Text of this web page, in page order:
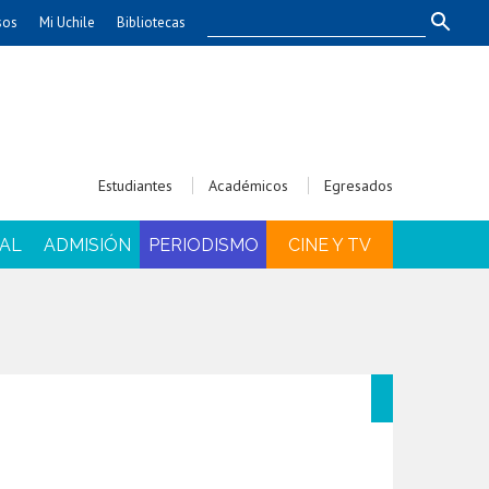
Economía y Negocios
Gobierno
Mi Uchile Bibliotecas
Estudiantes Académicos Egresados
ADMISIÓN PERIODISMO CINE Y TV